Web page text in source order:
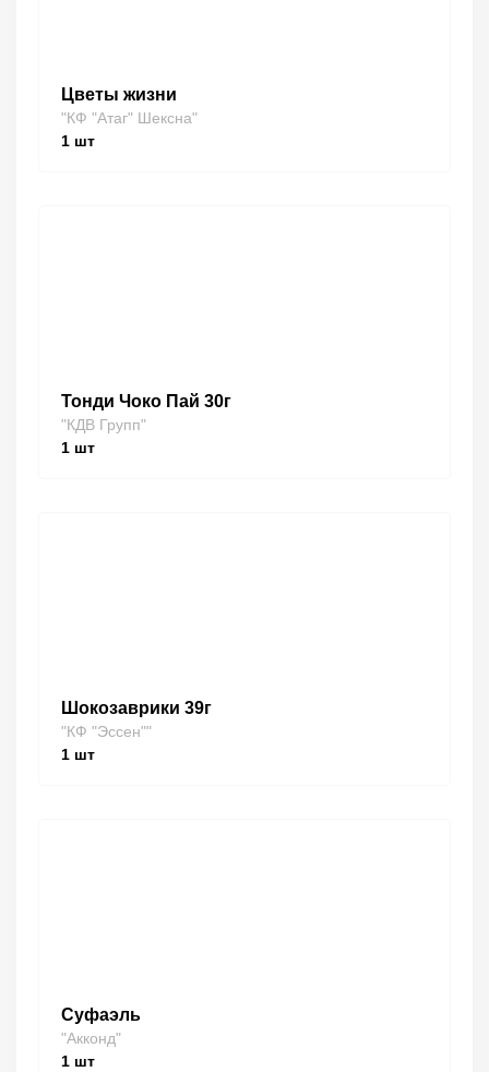
Цветы жизни
"КФ "Атаг" Шексна"
1 шт
Тонди Чоко Пай 30г
"КДВ Групп"
1 шт
Шокозаврики 39г
"КФ "Эссен""
1 шт
Суфаэль
"Акконд"
1 шт